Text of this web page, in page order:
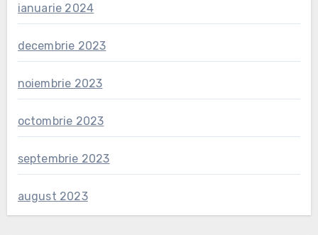
ianuarie 2024
decembrie 2023
noiembrie 2023
octombrie 2023
septembrie 2023
august 2023